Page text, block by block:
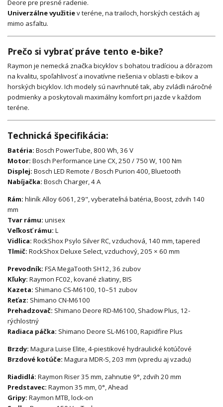
Deore pre presné radenie.
Univerzálne využitiev teréne, na trailoch, horských cestách aj
mimo asfaltu.
Prečo si vybrať práve tento e-bike?
Raymon je nemecká značka bicyklov s bohatou tradíciou a dôrazom
na kvalitu, spoľahlivosť a inovatívne riešenia v oblasti e-bikov a
horských bicyklov. Ich modely sú navrhnuté tak, aby zvládli náročné
podmienky a poskytovali maximálny komfort pri jazde v každom
teréne.
Technická špecifikácia:
Batéria: Bosch PowerTube, 800 Wh, 36 V
Motor: Bosch Performance Line CX, 250 / 750 W, 100 Nm
Displej: Bosch LED Remote / Bosch Purion 400, Bluetooth
Nabíjačka: Bosch Charger, 4 A
Rám: hliník Alloy 6061, 29", vyberateľná batéria, Boost, zdvih 140
mm
Tvar rámu: unisex
Veľkosť rámu: L
Vidlica: RockShox Psylo Silver RC, vzduchová, 140 mm, tapered
Tlmič: RockShox Deluxe Select, vzduchový, 205 × 60 mm
Prevodník: FSA MegaTooth SH12, 36 zubov
Kľuky: Raymon FC02, kované zliatiny, BIS
Kazeta: Shimano CS-M6100, 10–51 zubov
Reťaz: Shimano CN-M6100
Prehadzovač: Shimano Deore RD-M6100, Shadow Plus, 12-
rýchlostný
Radiaca páčka: Shimano Deore SL-M6100, Rapidfire Plus
Brzdy: Magura Luise Elite, 4-piestikové hydraulické kotúčové
Brzdové kotúče: Magura MDR-S, 203 mm (vpredu aj vzadu)
Riadidlá: Raymon Riser 35 mm, zahnutie 9°, zdvih 20 mm
Predstavec: Raymon 35 mm, 0°, Ahead
Gripy: Raymon MTB, lock-on